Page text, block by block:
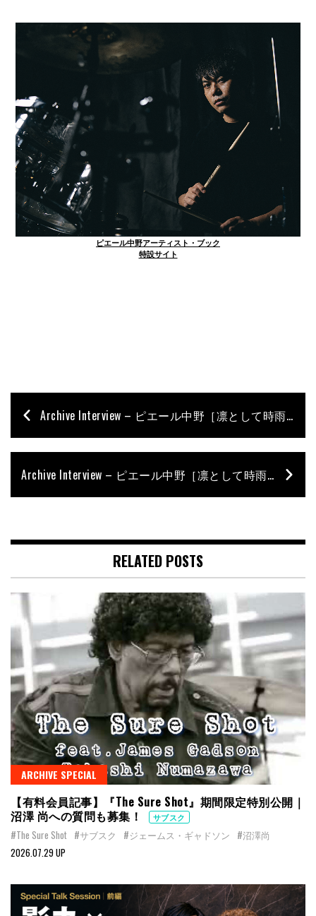
ピエール中野アーティスト・ブック
特設サイト
Archive Interview – ピエール中野［凛として時雨］2010年10月号
Archive Interview – ピエール中野［凛として時雨］2007年10月号
RELATED POSTS
ARCHIVE SPECIAL
【有料会員記事】『The Sure Shot』期間限定特別公開｜
沼澤 尚への質問も募集！
サブスク
#The Sure Shot #サブスク #ジェームス・ギャドソン #沼澤尚
2026.07.29 UP